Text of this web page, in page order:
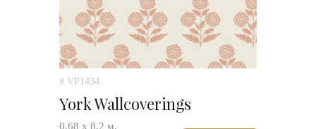
# VP1434
York Wallcoverings
0,68 х 8,2 м.